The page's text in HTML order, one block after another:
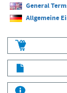
General
Allgemeine